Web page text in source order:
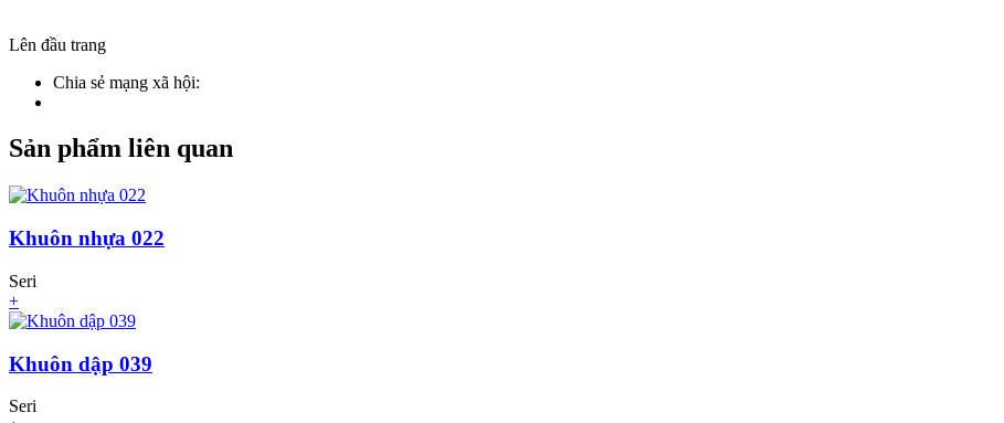
Lên đầu trang
Chia sẻ mạng xã hội:
Sản phẩm liên quan
Khuôn nhựa 022
Seri
+
Khuôn dập 039
Seri